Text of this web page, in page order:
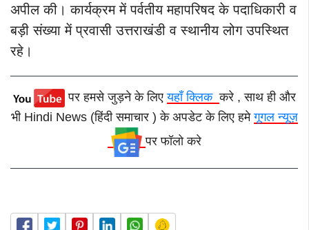
अपील की।कार्यक्रम में पर्वतीय महापरिषद के पदाधिकारी व
बड़ी संख्या में प्रवासी उत्तराखंडी व स्थानीय लोग उपस्थित
रहे।
पर हमसे जुड़ने के लिएयहाँ क्लिककरे , साथ ही और
भी Hindi News (हिंदी समाचार ) के अपडेट के लिए हमेगूगल न्यूज़
पर फॉलो करे